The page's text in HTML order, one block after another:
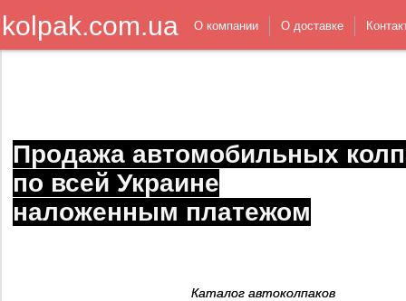
kolpak.com.ua О компании О доставке
Продажа автомобильных
по всей Украине
наложенным платежом
Каталог автоколпаков